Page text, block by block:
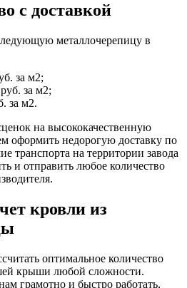
с доставкой
металлочерепицу в
за м2;
за м2;
за м2.
на высококачественную
оформить недорогую доставку по
транспорта на территории завода
и отправить любое количество
кровли из
оптимальное количество
крыши любой сложности.
грамотно и быстро работать,